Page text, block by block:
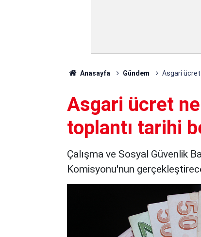
Anasayfa Gündem Asgari ücret
Asgari ücret
toplantı tarihi
Çalışma ve Sosyal Güvenlik
Komisyonu'nun